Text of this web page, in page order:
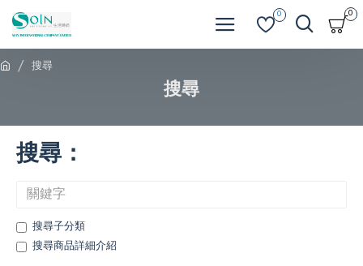
0 0
搜尋
搜尋
搜尋：
搜尋子分類
搜尋商品詳細介紹